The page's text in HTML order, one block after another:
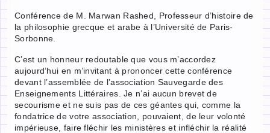
Conférence de M. Marwan Rashed, Professeur d’histoire de
la philosophie grecque et arabe à l’Université de Paris-
Sorbonne.
C’est un honneur redoutable que vous m’accordez
aujourd’hui en m’invitant à prononcer cette conférence
devant l’assemblée de l’association Sauvegarde des
Enseignements Littéraires. Je n’ai aucun brevet de
secourisme et ne suis pas de ces géantes qui, comme la
fondatrice de votre association, pouvaient, de leur volonté
impérieuse, faire fléchir les ministères et infléchir la réalité